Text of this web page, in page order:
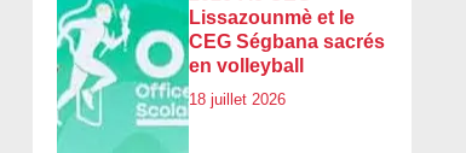
Lissazounmè et le
CEG Ségbana sacrés
en volleyball
18 juillet 2026